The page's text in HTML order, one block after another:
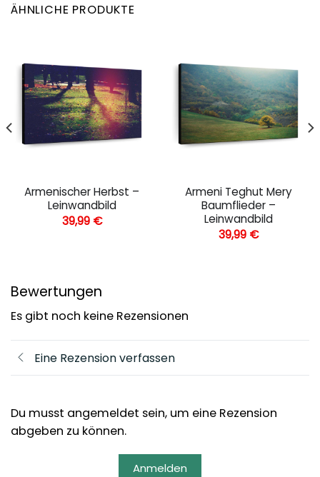
ÄHNLICHE PRODUKTE
Armenischer Herbst –
Leinwandbild
39,99 €
Armeni Teghut Mery
Baumflieder –
Leinwandbild
39,99 €
Bewertungen
Es gibt noch keine Rezensionen
Eine Rezension verfassen
Du musst angemeldet sein, um eine Rezension
abgeben zu können.
Anmelden